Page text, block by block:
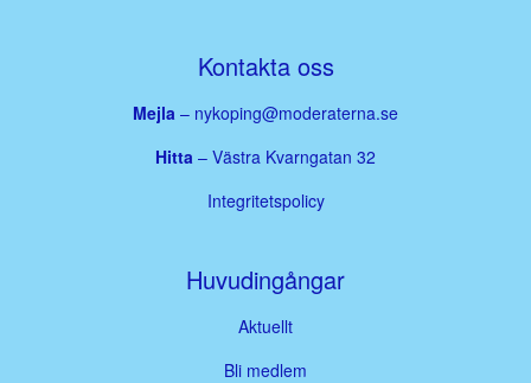
Kontakta oss
Mejla – nykoping@moderaterna.se
Hitta – Västra Kvarngatan 32
Integritetspolicy
Huvudingångar
Aktuellt
Bli medlem